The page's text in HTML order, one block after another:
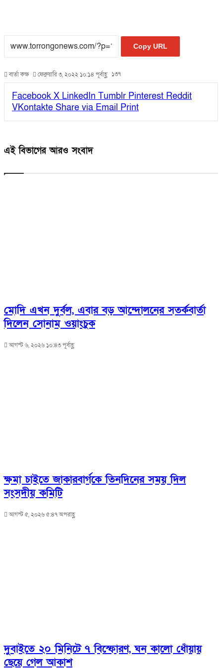
Copy URL
বার্তা কক্ষ ফেব্রুয়ারি ৩, ২০২২ ১০:১৪ পূর্বাহ্ণ ১৩৭
Facebook X LinkedIn Tumblr Pinterest Reddit
VKontakte Share via Email Print
এই বিভাগের আরও সংবাদ
মোদি এখন দুর্বল, এবার বড় আন্দোলনের সতর্কবার্তা
দিলেন সোনাম ওয়াংচুক
আগস্ট ৬, ২০২৬ ১০:৪৩ পূর্বাহ্ণ
ক্ষমা চাইতে জাকারবার্গকে তিনদিনের সময় দিল
সংসদীয় কমিটি
আগস্ট ৫, ২০২৬ ৫:৪৭ অপরাহ্ণ
দুবাইতে ২০ মিনিটে ৭ বিস্ফোরণ, ঘন কালো ধোঁয়ায়
ছেয়ে গেল আকাশ